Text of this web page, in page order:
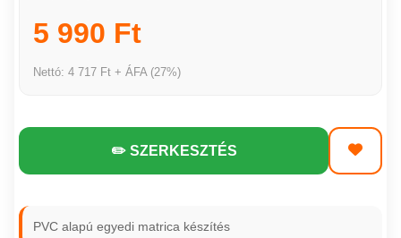
5 990 Ft
Nettó: 4 717 Ft + ÁFA (27%)
✏️ SZERKESZTÉS
PVC alapú egyedi matrica készítés